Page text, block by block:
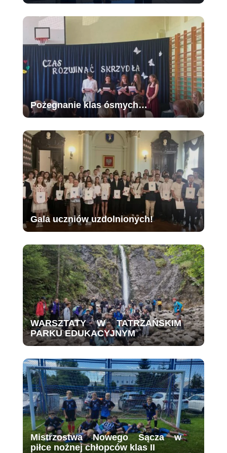
Pożegnanie klas ósmych…
Gala uczniów uzdolnionych!
WARSZTATY W TATRZAŃSKIM
PARKU EDUKACYJNYM
Mistrzostwa Nowego Sącza w
piłce nożnej chłopców klas II